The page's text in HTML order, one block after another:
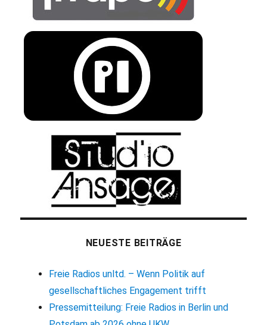
NEUESTE BEITRÄGE
Freie Radios unltd. – Wenn Politik auf
gesellschaftliches Engagement trifft
Pressemitteilung: Freie Radios in Berlin und